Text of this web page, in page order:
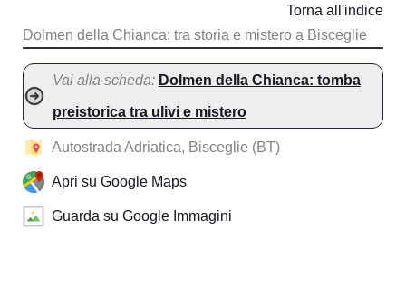
Dolmen della Chianca: tra storia e mistero a Bisceglie
Torna all'indice
Vai alla scheda: Dolmen della Chianca: tomba
preistorica tra ulivi e mistero
Autostrada Adriatica, Bisceglie (BT)
Apri su Google Maps
Guarda su Google Immagini